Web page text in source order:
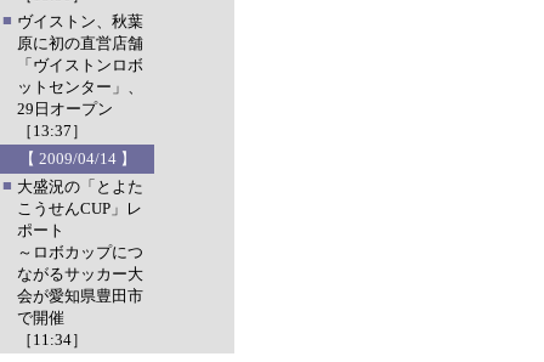
■ ヴイストン、秋葉
原に初の直営店舗
「ヴイストンロボ
ットセンター」、
29日オープン
［13:37］
【 2009/04/14 】
■ 大盛況の「とよた
こうせんCUP」レ
ポート
～ロボカップにつ
ながるサッカー大
会が愛知県豊田市
で開催
［11:34］